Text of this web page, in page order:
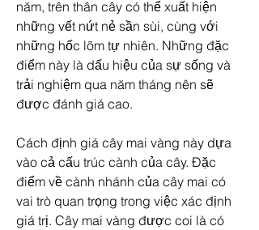
năm, trên thân cây có thể xuất hiện
những vết nứt nẻ sần sùi, cùng với
những hốc lõm tự nhiên. Những đặc
điểm này là dấu hiệu của sự sống và
trải nghiệm qua năm tháng nên sẽ
được đánh giá cao.
Cách định giá cây mai vàng này dựa
vào cả cấu trúc cành của cây. Đặc
điểm về cành nhánh của cây mai có
vai trò quan trọng trong việc xác định
giá trị. Cây mai vàng được coi là có